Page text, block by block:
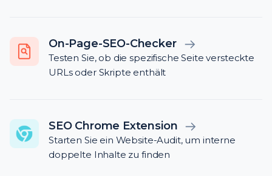
On-Page-SEO-Checker
Testen Sie, ob die spezifische Seite versteckte
URLs oder Skripte enthält
SEO Chrome Extension
Starten Sie ein Website-Audit, um interne
doppelte Inhalte zu finden